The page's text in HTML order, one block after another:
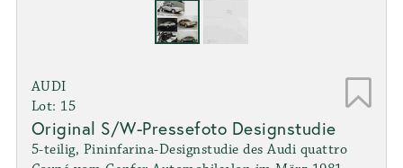
AUDI
Lot: 15
Original S/W-Pressefoto Designstudie
5-teilig, Pininfarina-Designstudie des Audi quattro